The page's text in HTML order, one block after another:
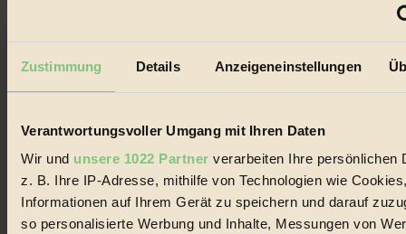
Zustimmung Details Anzeigeneinstellungen
Verantwortungsvoller Umgang mit Ihren Daten
Wir und unsere 1022 Partner verarbeiten Ihre persönlichen
z. B. Ihre IP-Adresse, mithilfe von Technologien wie
Informationen auf Ihrem Gerät zu speichern und darauf
so personalisierte Werbung und Inhalte, Messungen von
22.601 Fans auf Facebook